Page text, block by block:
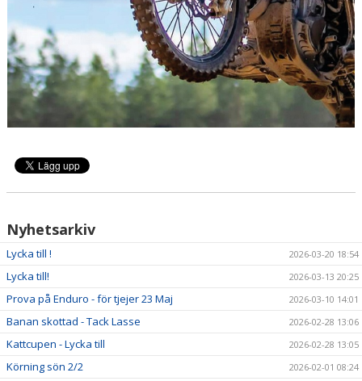
Nyhetsarkiv
Lycka till ! 2026-03-20 18:54
Lycka till! 2026-03-13 20:25
Prova på Enduro - för tjejer 23 Maj 2026-03-10 14:01
Banan skottad - Tack Lasse 2026-02-28 13:06
Kattcupen - Lycka till 2026-02-28 13:05
Körning sön 2/2 2026-02-01 08:24